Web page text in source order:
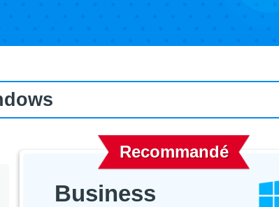
Recommandé
Business